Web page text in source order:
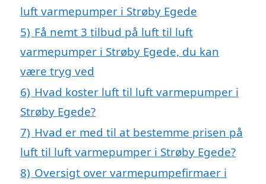
luft varmepumper i Strøby Egede
5) Få nemt 3 tilbud på luft til luft
varmepumper i Strøby Egede, du kan
være tryg ved
6) Hvad koster luft til luft varmepumper i
Strøby Egede?
7) Hvad er med til at bestemme prisen på
luft til luft varmepumper i Strøby Egede?
8) Oversigt over varmepumpefirmaer i